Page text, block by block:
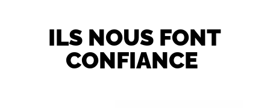
ILS NOUS FONT
CONFIANCE